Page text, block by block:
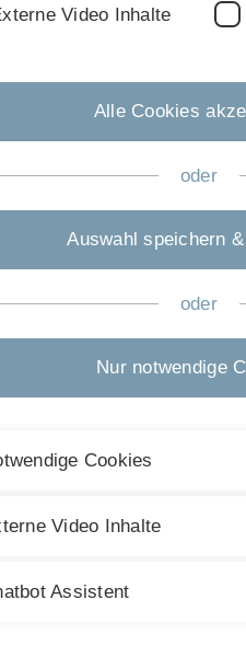
die Geschäftsstelle der
Studiengang Artificial
Taylorentwicklung
WiSe 2026/27 -
Video Inhalte
Alle Cookies
oder
Auswahl speichern
oder
Nur notwendige
Cookies
Video Inhalte
Assistent